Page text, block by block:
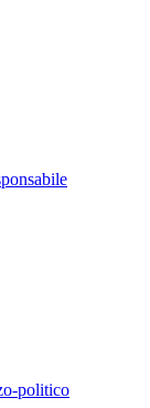
politico